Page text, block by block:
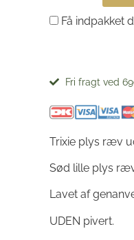
Få indpakket
Fri fragt ved
Trixie plys ræv
Sød lille plys
Lavet af
UDEN pivert.